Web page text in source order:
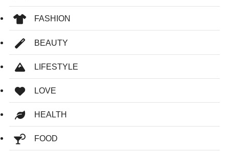
FASHION
BEAUTY
LIFESTYLE
LOVE
HEALTH
FOOD